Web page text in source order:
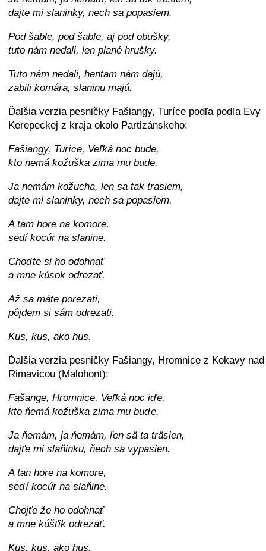
dajte mi slaninky, nech sa popasiem.
Pod šable, pod šable, aj pod obušky,
tuto nám nedali, len plané hrušky.
Tuto nám nedali, hentam nám dajú,
zabili komára, slaninu majú.
Ďalšia verzia pesničky Fašiangy, Turíce podľa podľa Evy
Kerepeckej z kraja okolo Partizánskeho:
Fašiangy, Turíce, Veľká noc bude,
kto nemá kožuška zima mu bude.
Ja nemám kožucha, len sa tak trasiem,
dajte mi slaninky, nech sa popasiem.
A tam hore na komore,
sedí kocúr na slanine.
Choďte si ho odohnať
a mne kúsok odrezať.
Až sa máte porezati,
pôjdem si sám odrezati.
Kus, kus, ako hus.
Ďalšia verzia pesničky Fašiangy, Hromnice z Kokavy nad
Rimavicou (Malohont):
Fašange, Hromnice, Veľká noc iďe,
kto ňemá kožuška zima mu buďe.
Ja ňemám, ja ňemám, ľen sä ta träsien,
dajťe mi slaňinku, ňech sä vypasien.
A tan hore na komore,
seďí kocúr na slaňine.
Chojťe že ho odohnať
a mne kúšťik odrezať.
Kus, kus, ako hus.